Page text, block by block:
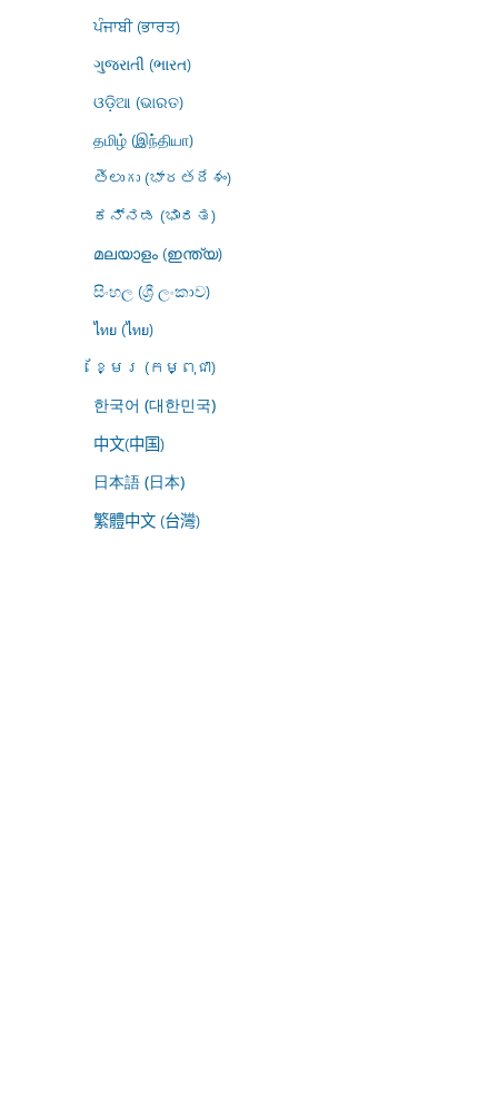
ਪੰਜਾਬੀ (ਭਾਰਤ)
ગુજરાતી (ભારત)
ଓଡ଼ିଆ (ଭାରତ)
தமிழ் (இந்தியா)
తెలుగు (భారతదేశం)
ಕನ್ನಡ (ಭಾರತ)
മലയാളം (ഇന്ത്യ)
සිංහල (ශ්‍රී ලංකාව)
ไทย (ไทย)
ខ្មែរ (កម្ពុជា)
한국어 (대한민국)
中文(中国)
日本語 (日本)
繁體中文 (台灣)